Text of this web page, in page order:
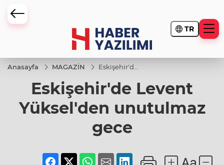
TR
Anasayfa MAGAZİN
Eskişehir'de
Yüksel'den
unutulmaz
Eskişehir'de Levent
Yüksel'den unutulmaz
gece